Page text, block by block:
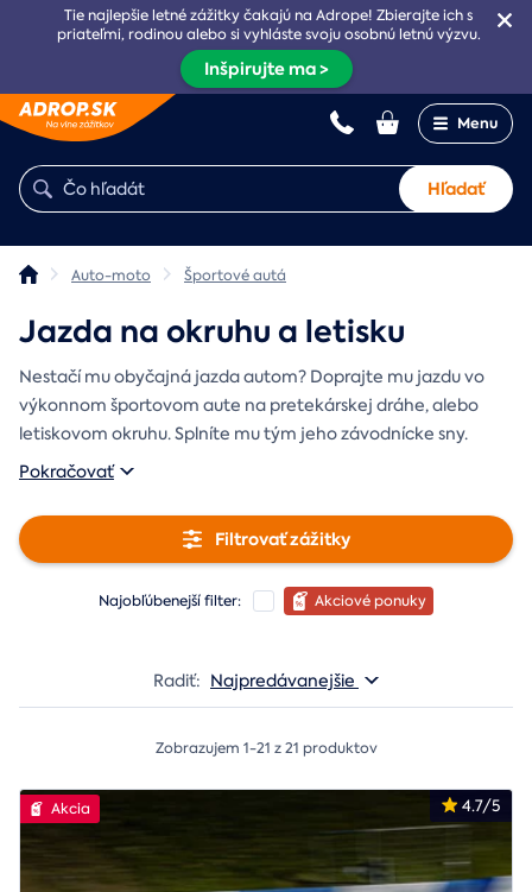
Tie najlepšie letné zážitky čakajú na Adrope! Zbierajte ich s
priateľmi, rodinou alebo si vyhláste svoju osobnú letnú výzvu.
Inšpirujte ma >
Menu
Hľadať
Auto-moto Športové autá
Jazda na okruhu a letisku
Nestačí mu obyčajná jazda autom? Doprajte mu jazdu vo
výkonnom športovom aute na pretekárskej dráhe, alebo
letiskovom okruhu. Splníte mu tým jeho závodnícke sny.
Pokračovať
Filtrovať zážitky
Najobľúbenejší filter: Akciové ponuky
Radiť: Najpredávanejšie
Zobrazujem 1-21 z 21 produktov
4.7/5
Akcia